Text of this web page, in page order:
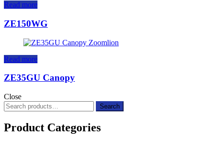
Read more
ZE150WG
Read more
ZE35GU Canopy
Close
Search
for:
Search
Product Categories